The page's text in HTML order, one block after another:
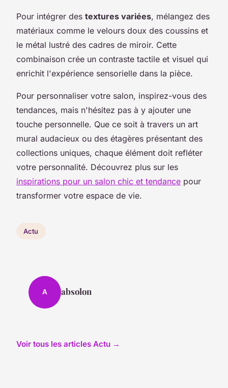
Pour intégrer des textures variées, mélangez des
matériaux comme le velours doux des coussins et
le métal lustré des cadres de miroir. Cette
combinaison crée un contraste tactile et visuel qui
enrichit l'expérience sensorielle dans la pièce.
Pour personnaliser votre salon, inspirez-vous des
tendances, mais n'hésitez pas à y ajouter une
touche personnelle. Que ce soit à travers un art
mural audacieux ou des étagères présentant des
collections uniques, chaque élément doit refléter
votre personnalité. Découvrez plus sur les
inspirations pour un salon chic et tendance pour
transformer votre espace de vie.
Actu
A absolon
Voir tous les articles Actu →